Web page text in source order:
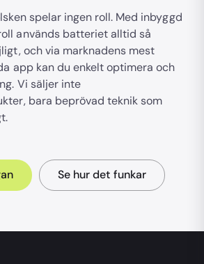
spelar ingen roll. Med inbyggd
används batteriet alltid så
och via marknadens mest
app kan du enkelt optimera och
Vi säljer inte
bara beprövad teknik som
Se hur det funkar